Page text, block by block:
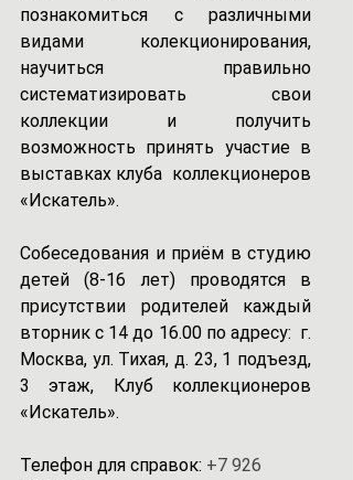
познакомиться с различными
видами колекционирования,
научиться правильно
систематизировать свои
коллекции и получить
возможность принять участие в
выставках клуба  коллекционеров
«Искатель».
Собеседования и приём в студию
детей (8-16 лет) проводятся в
присутствии родителей каждый
вторник с 14 до 16.00 по адресу:  г.
Москва, ул. Тихая, д. 23, 1 подъезд,
3 этаж, Клуб коллекционеров
«Искатель».
Телефон для справок: +7 926